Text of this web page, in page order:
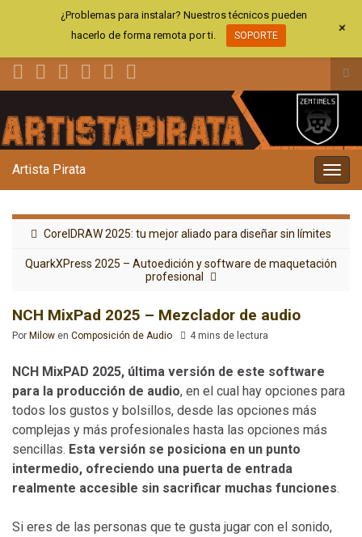
el
la
Artista Pirata
CorelDRAW 2025: tu mejor aliado para diseñar sin límites
QuarkXPress 2025 – Autoedición y software de maquetación
profesional
NCH MixPad 2025 – Mezclador de audio
Por Milow en Composición de Audio 4 mins de lectura
NCH MixPAD 2025, última versión de este software
para la producción de audio, en el cual hay opciones para
todos los gustos y bolsillos, desde las opciones más
complejas y más profesionales hasta las opciones más
sencillas. Esta versión se posiciona en un punto
intermedio, ofreciendo una puerta de entrada
realmente accesible sin sacrificar muchas funciones.
Si eres de las personas que te gusta jugar con el sonido,
¿Problemas para instalar? Nuestros técnicos pueden
hacerlo de forma remota por ti.
SOPORTE +